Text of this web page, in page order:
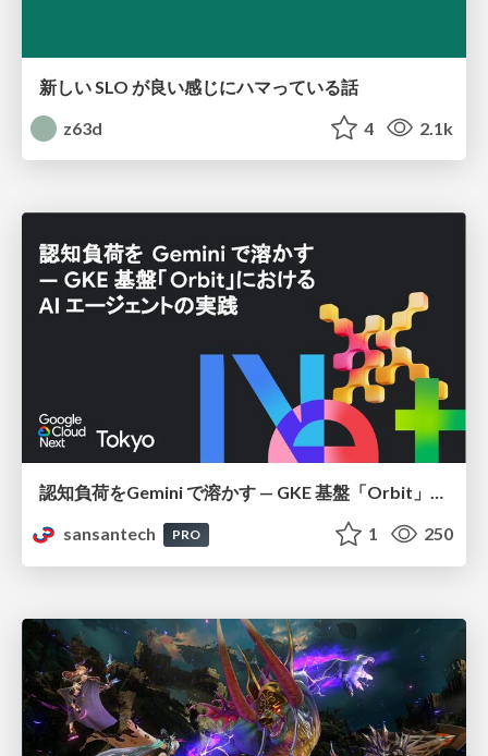
新しい SLO が良い感じにハマっている話
z63d
4 2.1k
認知負荷をGemini で溶かす — GKE 基盤「Orbit」における AI エージェントの実践
sansantech
PRO 1 250